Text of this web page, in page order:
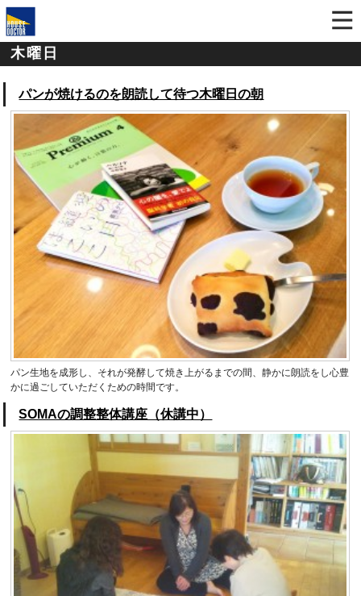
木曜日
パンが焼けるのを朗読して待つ木曜日の朝
パン生地を成形し、それが発酵して焼き上がるまでの間、静かに朗読をし心豊
かに過ごしていただくための時間です。
SOMAの調整整体講座（休講中）